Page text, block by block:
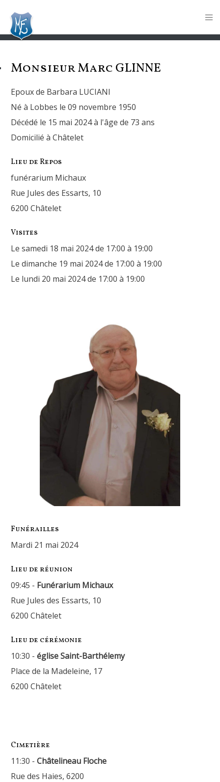
Monsieur Marc GLINNE
Epoux de Barbara LUCIANI
Né à Lobbes le 09 novembre 1950
Décédé le 15 mai 2024 à l'âge de 73 ans
Domicilié à Châtelet
Lieu de Repos
funérarium Michaux
Rue Jules des Essarts, 10
6200 Châtelet
Visites
Le samedi 18 mai 2024 de 17:00 à 19:00
Le dimanche 19 mai 2024 de 17:00 à 19:00
Le lundi 20 mai 2024 de 17:00 à 19:00
Funérailles
mardi 21 mai 2024
Lieu de réunion
09:45 - Funérarium Michaux
Rue Jules des Essarts, 10
6200 Châtelet
Lieu de cérémonie
10:30 -église Saint-Barthélemy
Place de la Madeleine, 17
6200 Châtelet
Cimetière
11:30 -Châtelineau Floche
Rue des Haies, 6200